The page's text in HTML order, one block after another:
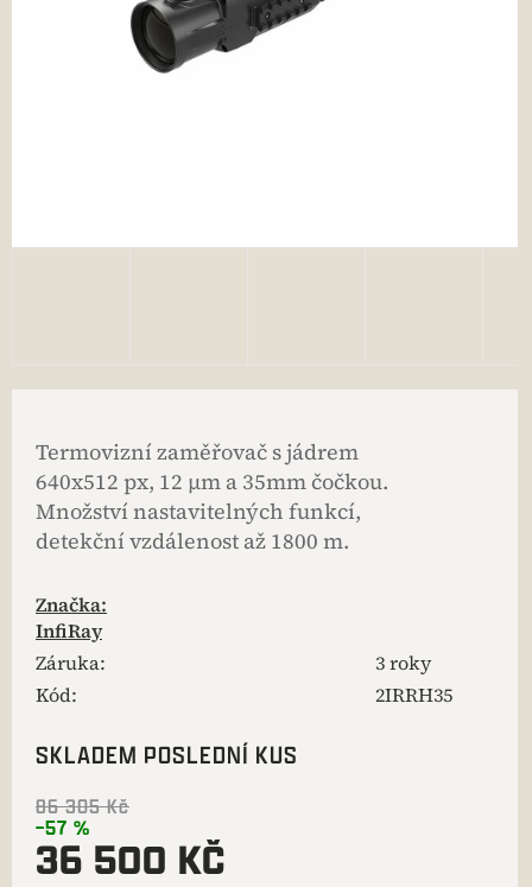
Termovizní zaměřovač s jádrem
640x512 px, 12 µm a 35mm čočkou.
Množství nastavitelných funkcí,
detekční vzdálenost až 1800 m.
Značka:
InfiRay
Záruka:
3 roky
Kód:
2IRRH35
SKLADEM POSLEDNÍ KUS
86 305 Kč
–57 %
36 500 KČ